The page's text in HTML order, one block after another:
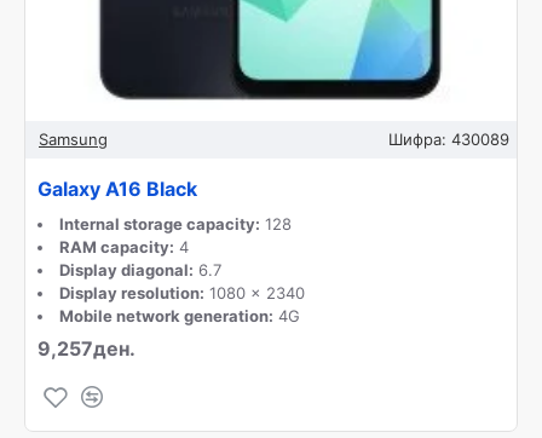
Samsung Шифра: 430089
Galaxy A16 Black
Internal storage capacity: 128
RAM capacity: 4
Display diagonal: 6.7
Display resolution: 1080 x 2340
Mobile network generation: 4G
9,257ден.